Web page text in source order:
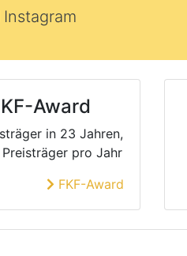
Instagram
Award
in 23 Jahren,
Preisträger pro Jahr
FKF-Award